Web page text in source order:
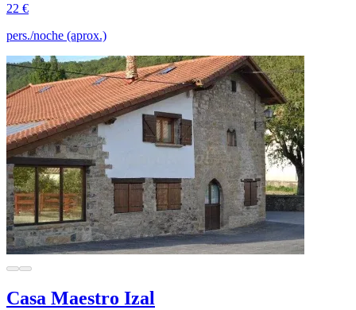
22 €
pers./noche (aprox.)
Casa Maestro Izal